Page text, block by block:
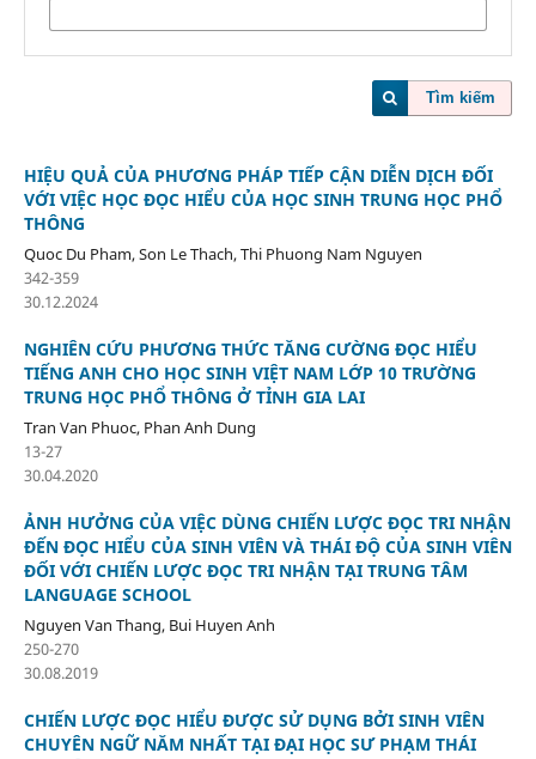
Tìm kiếm
HIỆU QUẢ CỦA PHƯƠNG PHÁP TIẾP CẬN DIỄN DỊCH ĐỐI
VỚI VIỆC HỌC ĐỌC HIỂU CỦA HỌC SINH TRUNG HỌC PHỔ
THÔNG
Quoc Du Pham, Son Le Thach, Thi Phuong Nam Nguyen
342-359
30.12.2024
NGHIÊN CỨU PHƯƠNG THỨC TĂNG CƯỜNG ĐỌC HIỂU
TIẾNG ANH CHO HỌC SINH VIỆT NAM LỚP 10 TRƯỜNG
TRUNG HỌC PHỔ THÔNG Ở TỈNH GIA LAI
Tran Van Phuoc, Phan Anh Dung
13-27
30.04.2020
ẢNH HƯỞNG CỦA VIỆC DÙNG CHIẾN LƯỢC ĐỌC TRI NHẬN
ĐẾN ĐỌC HIỂU CỦA SINH VIÊN VÀ THÁI ĐỘ CỦA SINH VIÊN
ĐỐI VỚI CHIẾN LƯỢC ĐỌC TRI NHẬN TẠI TRUNG TÂM
LANGUAGE SCHOOL
Nguyen Van Thang, Bui Huyen Anh
250-270
30.08.2019
CHIẾN LƯỢC ĐỌC HIỂU ĐƯỢC SỬ DỤNG BỞI SINH VIÊN
CHUYÊN NGỮ NĂM NHẤT TẠI ĐẠI HỌC SƯ PHẠM THÁI